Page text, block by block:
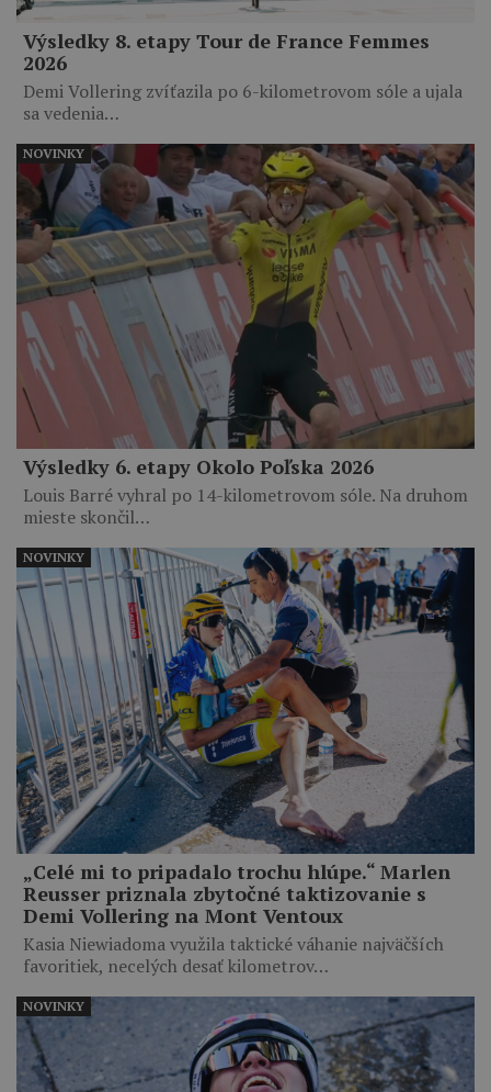
Výsledky 8. etapy Tour de France Femmes
2026
Demi Vollering zvíťazila po 6-kilometrovom sóle a ujala
sa vedenia…
Výsledky 6. etapy Okolo Poľska 2026
Louis Barré vyhral po 14-kilometrovom sóle. Na druhom
mieste skončil…
NOVINKY
„Celé mi to pripadalo trochu hlúpe.“ Marlen
Reusser priznala zbytočné taktizovanie s
Demi Vollering na Mont Ventoux
Kasia Niewiadoma využila taktické váhanie najväčších
favoritiek, necelých desať kilometrov…
NOVINKY
NOVINKY